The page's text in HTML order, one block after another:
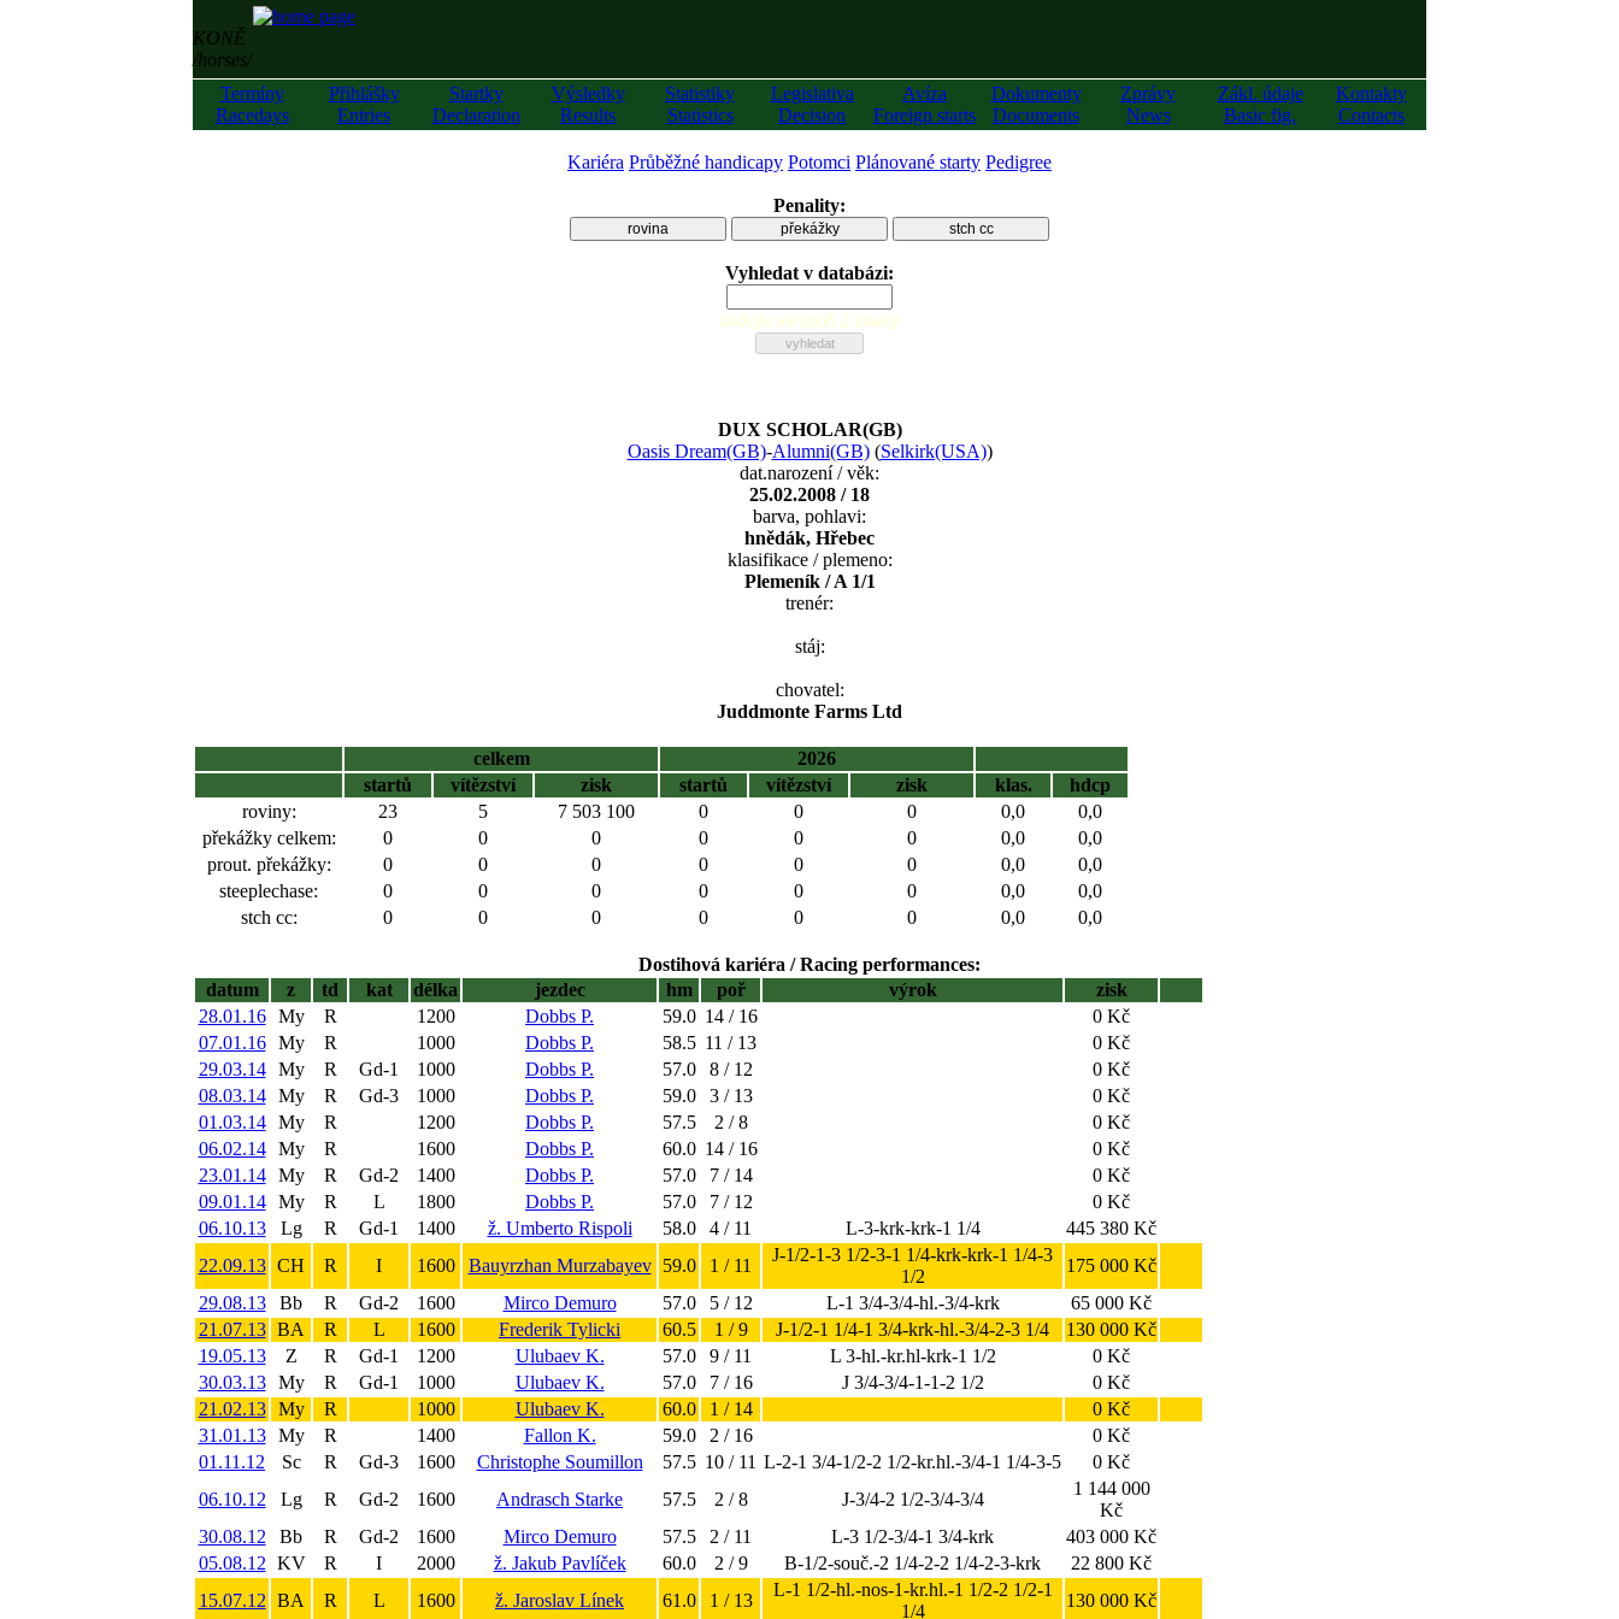
KONĚ
/horses/
Termíny
Racedays
Přihlášky
Entries
Startky
Declaration
Výsledky
Results
Statistiky
Statistics
Legislativa
Decision
Avíza
Foreign starts
Dokumenty
Documents
Zprávy
News
Zákl. údaje
Basic fig.
Kontakty
Contacts
Kariéra Průběžné handicapy Potomci Plánované starty Pedigree
Penality:
rovina překážky stch cc
Vyhledat v databázi:
zadejte alespoň 2 znaky
DUX SCHOLAR(GB)
Oasis Dream(GB)-Alumni(GB)(Selkirk(USA))
dat.narození / věk:
25.02.2008 / 18
barva, pohlavi:
hnědák, Hřebec
klasifikace / plemeno:
Plemeník / A 1/1
trenér:
stáj:
chovatel:
Juddmonte Farms Ltd
celkem
2026
startů
vítězství zisk startů vítězství zisk klas.
hdcp
roviny:
23 5 7 503 100 0 0 0 0,0
0,0
překážky celkem:
0 0 0 0 0 0 0,0
0,0
prout. překážky:
0 0 0 0 0 0 0,0
0,0
steeplechase:
0 0 0 0 0 0 0,0
0,0
stch cc:
0 0 0 0 0 0 0,0 0,0
Dostihová kariéra / Racing performances:
datum
z td kat délka jezdec hm poř výrok
zisk
28.01.16
My R 1200 Dobbs P. 59.0 14 / 16
0 Kč
07.01.16
My R 1000 Dobbs P. 58.5 11 / 13
0 Kč
29.03.14
My R Gd-1 1000 Dobbs P. 57.0 8 / 12
0 Kč
08.03.14
My R Gd-3 1000 Dobbs P. 59.0 3 / 13
0 Kč
01.03.14
My R 1200 Dobbs P. 57.5 2 / 8
0 Kč
06.02.14
My R 1600 Dobbs P. 60.0 14 / 16
0 Kč
23.01.14
My R Gd-2 1400 Dobbs P. 57.0 7 / 14
0 Kč
09.01.14
My R L 1800 Dobbs P. 57.0 7 / 12
0 Kč
06.10.13
Lg R Gd-1 1400 ž. Umberto Rispoli 58.0 4 / 11 L-3-krk-krk-1 1/4
445 380 Kč
22.09.13 CH R I 1600 Bauyrzhan Murzabayev 59.0 1 / 11
J-1/2-1-3 1/2-3-1 1/4-krk-krk-1 1/4-3
1/2
175 000 Kč
29.08.13
Bb R Gd-2 1600 Mirco Demuro 57.0 5 / 12 L-1 3/4-3/4-hl.-3/4-krk
65 000 Kč
21.07.13 BA R L 1600 Frederik Tylicki 60.5 1 / 9 J-1/2-1 1/4-1 3/4-krk-hl.-3/4-2-3 1/4
130 000 Kč
19.05.13
Z R Gd-1 1200 Ulubaev K. 57.0 9 / 11 L 3-hl.-kr.hl-krk-1 1/2
0 Kč
30.03.13
My R Gd-1 1000 Ulubaev K. 57.0 7 / 16 J 3/4-3/4-1-1-2 1/2
0 Kč
21.02.13
My R 1000 Ulubaev K. 60.0 1 / 14
0 Kč
31.01.13
My R 1400 Fallon K. 59.0 2 / 16
0 Kč
01.11.12
Sc R Gd-3 1600 Christophe Soumillon 57.5 10 / 11 L-2-1 3/4-1/2-2 1/2-kr.hl.-3/4-1 1/4-3-5
0 Kč
06.10.12
Lg R Gd-2 1600 Andrasch Starke 57.5 2 / 8 J-3/4-2 1/2-3/4-3/4
1 144 000
Kč
30.08.12
Bb R Gd-2 1600 Mirco Demuro 57.5 2 / 11 L-3 1/2-3/4-1 3/4-krk
403 000 Kč
05.08.12 KV R I 2000 ž. Jakub Pavlíček 60.0 2 / 9 B-1/2-souč.-2 1/4-2-2 1/4-2-3-krk
22 800 Kč
15.07.12 BA R L 1600 ž. Jaroslav Línek 61.0 1 / 13
L-1 1/2-hl.-nos-1-kr.hl.-1 1/2-2 1/2-1
1/4
130 000 Kč